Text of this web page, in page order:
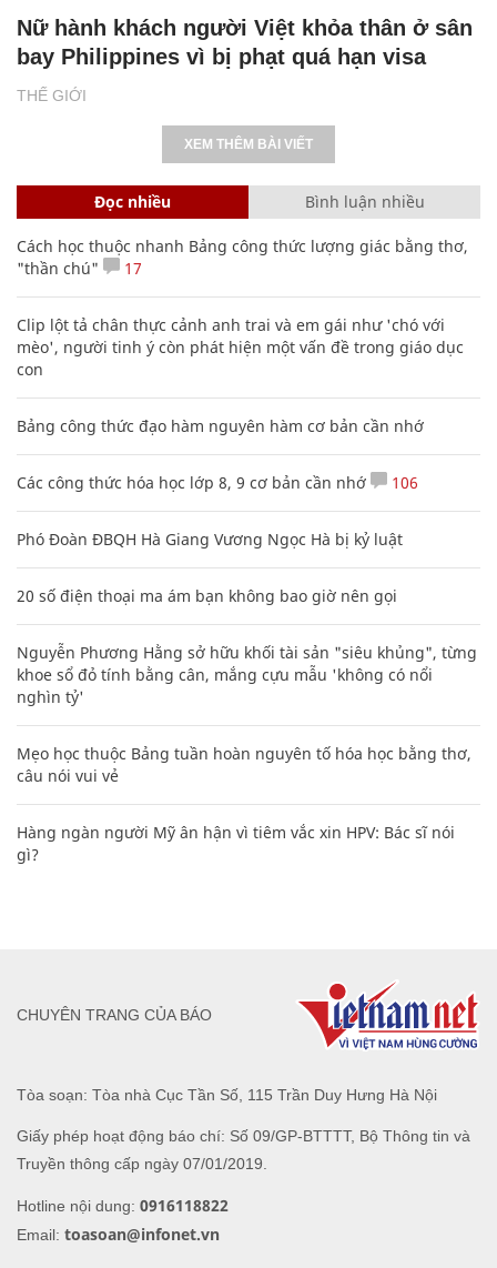
THẾ GIỚI
Nữ hành khách người Việt khỏa thân ở sân
bay Philippines vì bị phạt quá hạn visa
XEM THÊM BÀI VIẾT
Đọc nhiều Bình luận nhiều
Cách học thuộc nhanh Bảng công thức lượng giác bằng thơ,
"thần chú"
17
Clip lột tả chân thực cảnh anh trai và em gái như 'chó với
mèo', người tinh ý còn phát hiện một vấn đề trong giáo dục
con
Bảng công thức đạo hàm nguyên hàm cơ bản cần nhớ
Các công thức hóa học lớp 8, 9 cơ bản cần nhớ 106
Phó Đoàn ĐBQH Hà Giang Vương Ngọc Hà bị kỷ luật
20 số điện thoại ma ám bạn không bao giờ nên gọi
Nguyễn Phương Hằng sở hữu khối tài sản "siêu khủng", từng
khoe sổ đỏ tính bằng cân, mắng cựu mẫu 'không có nổi
nghìn tỷ'
Mẹo học thuộc Bảng tuần hoàn nguyên tố hóa học bằng thơ,
câu nói vui vẻ
Hàng ngàn người Mỹ ân hận vì tiêm vắc xin HPV: Bác sĩ nói
gì?
Tòa soạn: Tòa nhà Cục Tần Số, 115 Trần Duy Hưng Hà Nội
Giấy phép hoạt động báo chí: Số 09/GP-BTTTT, Bộ Thông tin và
Truyền thông cấp ngày 07/01/2019.
Hotline nội dung: 0916118822
Email: toasoan@infonet.vn
CHUYÊN TRANG CỦA BÁO